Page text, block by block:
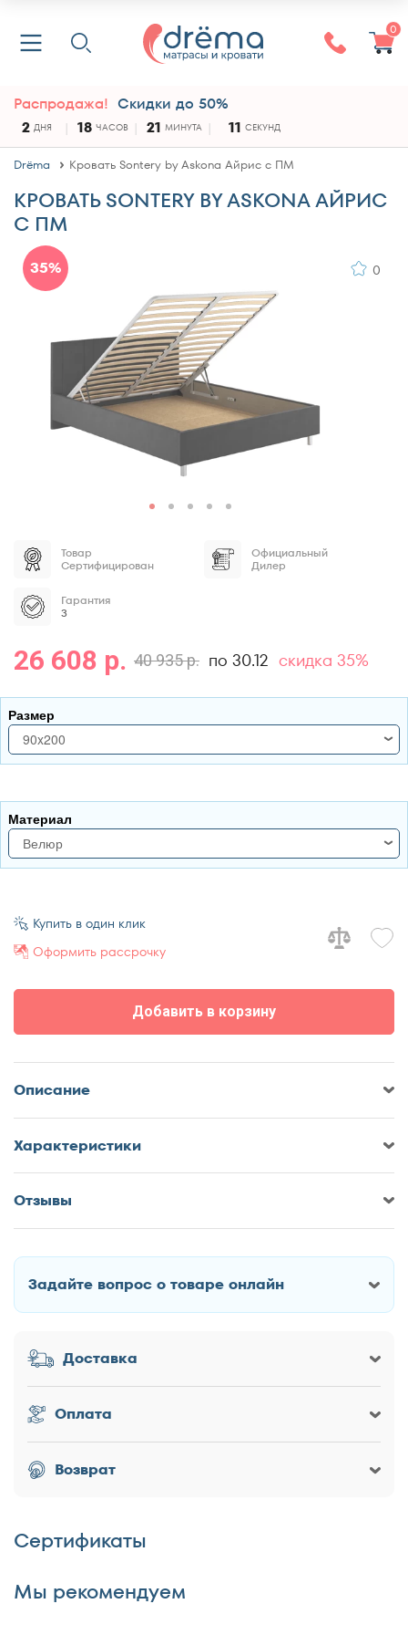
0
Распродажа! Скидки до 50%
2 ДНЯ 18 ЧАСОВ 21 МИНУТА 11 СЕКУНД
Drёma Кровать Sontery by Askona Айрис с ПМ
КРОВАТЬ SONTERY BY ASKONA АЙРИС
С ПМ
35% 0
Товар
Сертифицирован
Официальный
Дилер
Гарантия
3
40 935 р.
26 608 р. по 30.12 скидка 35%
Размер
90x200
90x200
140x200
160x200
180x200
Материал
Велюр
велюр
Добавить в корзину
Купить в один клик
Оформить рассрочку
Описание
Характеристики
Отзывы
Оставить отзыв о Кровать Sontery
Как Вас зовут?
Заголовок
Оценка товара
Достоинства
Задайте вопрос о товаре онлайн
Доставка
Оплата
Возврат
Сертификаты
Мы рекомендуем